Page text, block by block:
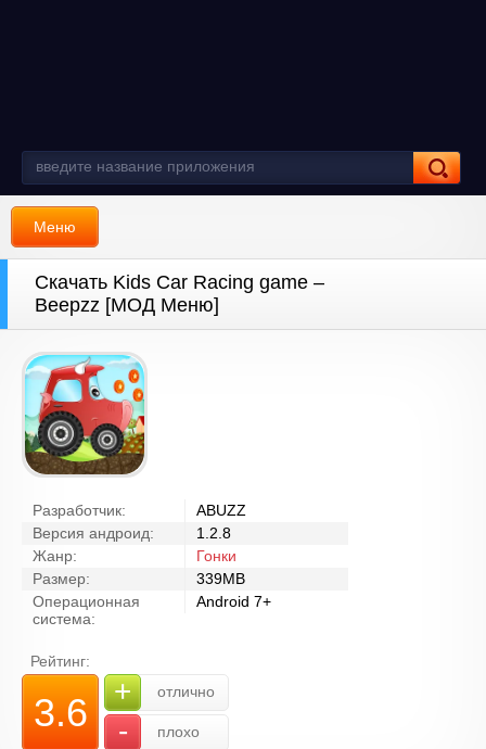
Меню
Скачать Kids Car Racing game –
Beepzz [МОД Меню]
Разработчик:
ABUZZ
Версия андроид:
1.2.8
Жанр:
Гонки
Размер:
339MB
Операционная
система:
Android 7+
Рейтинг:
3.6 + отлично
-
плохо